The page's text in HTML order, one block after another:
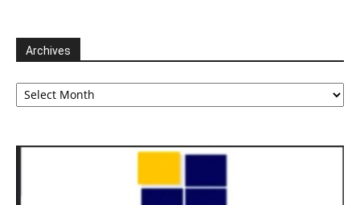
Archives
Archives